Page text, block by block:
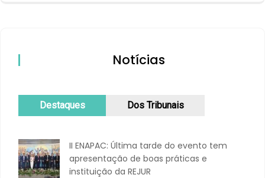
Notícias
Destaques Dos Tribunais
II ENAPAC: Última tarde do evento tem
apresentação de boas práticas e
instituição da REJUR